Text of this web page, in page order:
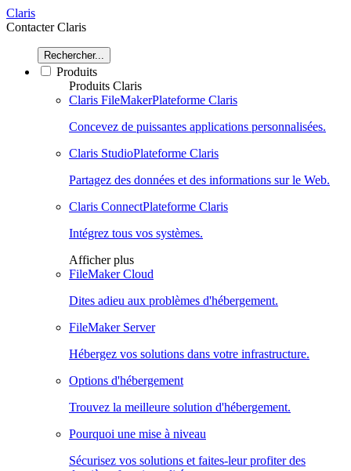
Claris
Contacter Claris
Rechercher...
Produits
Produits Claris
Claris FileMakerPlateforme Claris
Concevez de puissantes applications personnalisées.
Claris StudioPlateforme Claris
Partagez des données et des informations sur le Web.
Claris ConnectPlateforme Claris
Intégrez tous vos systèmes.
Afficher plus
FileMaker Cloud
Dites adieu aux problèmes d'hébergement.
FileMaker Server
Hébergez vos solutions dans votre infrastructure.
Options d'hébergement
Trouvez la meilleure solution d'hébergement.
Pourquoi une mise à niveau
Sécurisez vos solutions et faites-leur profiter des